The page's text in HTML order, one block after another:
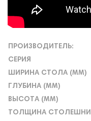
ПРОИЗВОДИТЕЛЬ:
СЕРИЯ
ШИРИНА СТОЛА (ММ)
ГЛУБИНА (ММ)
ВЫСОТА (ММ)
ТОЛЩИНА